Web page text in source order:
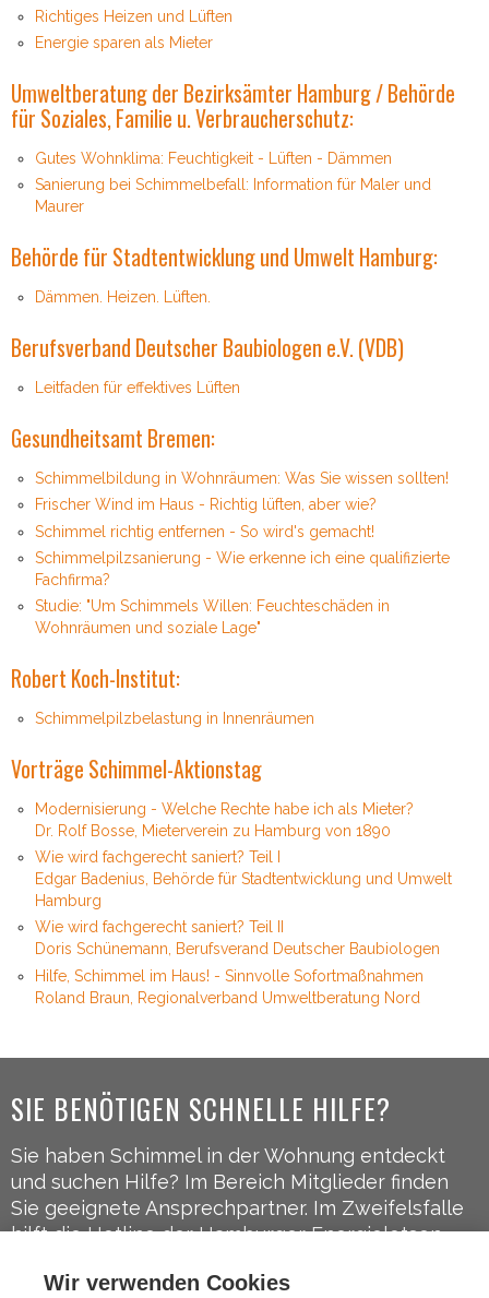
Richtiges Heizen und Lüften
Energie sparen als Mieter
Umweltberatung der Bezirksämter Hamburg / Behörde
für Soziales, Familie u. Verbraucherschutz:
Gutes Wohnklima: Feuchtigkeit - Lüften - Dämmen
Sanierung bei Schimmelbefall: Information für Maler und
Maurer
Behörde für Stadtentwicklung und Umwelt Hamburg:
Dämmen. Heizen. Lüften.
Berufsverband Deutscher Baubiologen e.V. (VDB)
Leitfaden für effektives Lüften
Gesundheitsamt Bremen:
Schimmelbildung in Wohnräumen: Was Sie wissen sollten!
Frischer Wind im Haus - Richtig lüften, aber wie?
Schimmel richtig entfernen - So wird's gemacht!
Schimmelpilzsanierung - Wie erkenne ich eine qualifizierte
Fachfirma?
Studie: "Um Schimmels Willen: Feuchteschäden in
Wohnräumen und soziale Lage"
Robert Koch-Institut:
Schimmelpilzbelastung in Innenräumen
Vorträge Schimmel-Aktionstag
Modernisierung - Welche Rechte habe ich als Mieter?
Dr. Rolf Bosse, Mieterverein zu Hamburg von 1890
Wie wird fachgerecht saniert? Teil I
Edgar Badenius, Behörde für Stadtentwicklung und Umwelt
Hamburg
Wie wird fachgerecht saniert? Teil II
Doris Schünemann, Berufsverand Deutscher Baubiologen
Hilfe, Schimmel im Haus! - Sinnvolle Sofortmaßnahmen
Roland Braun, Regionalverband Umweltberatung Nord
SIE BENÖTIGEN SCHNELLE HILFE?
Sie haben Schimmel in der Wohnung entdeckt
und suchen Hilfe? Im Bereich Mitglieder finden
Sie geeignete Ansprechpartner. Im Zweifelsfalle
hilft die Hotline der Hamburger Energielotsen
Wir verwenden Cookies